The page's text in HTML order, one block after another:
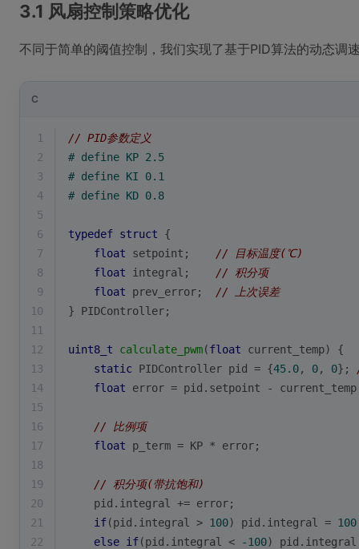
3.1 风扇控制策略优化
不同于简单的阈值控制，我们实现了基于PID算法的动态调
C
1
// PID参数定义
2
# define KP 2.5
3
# define KI 0.1
4
# define KD 0.8
5
6
typedef struct {
7
float setpoint; // 目标温度(℃)
8
float integral; // 积分项
9
float prev_error; // 上次误差
10
} PIDController;
11
12
uint8_t calculate_pwm(float current_temp)
{
13
static PIDController pid = {45.0, 0, 0};
14
float error = pid.setpoint -
15
16
// 比例项
17
float p_term = KP * error;
18
19
// 积分项(带抗饱和)
20
    pid.integral += error;
21
if(pid.integral > 100) pid.integral = 100
22
else if(pid.integral < -100)